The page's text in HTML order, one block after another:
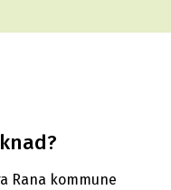
Rana kommune